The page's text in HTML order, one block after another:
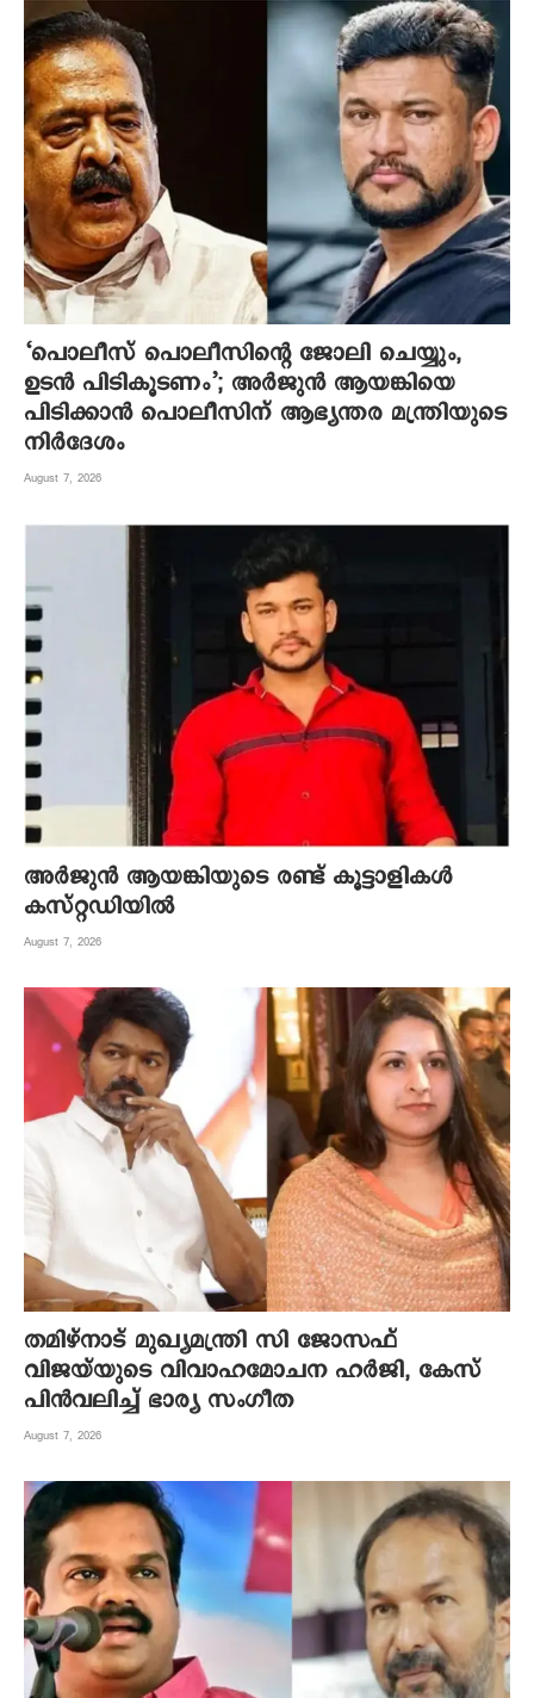
‘പൊലീസ് പൊലീസിന്റെ ജോലി ചെയ്യും,
ഉടന്‍ പിടികൂടണം’; അര്‍ജുന്‍ ആയങ്കിയെ
പിടിക്കാന്‍ പൊലീസിന് ആഭ്യന്തര മന്ത്രിയുടെ
നിര്‍ദേശം
August 7, 2026
അര്‍ജുന്‍ ആയങ്കിയുടെ രണ്ട് കൂട്ടാളികള്‍
കസ്റ്റഡിയില്‍
August 7, 2026
തമിഴ്നാട് മുഖ്യമന്ത്രി സി ജോസഫ്
വിജയ്‌യുടെ വിവാഹമോചന ഹർജി, കേസ്
പിൻവലിച്ച് ഭാര്യ സംഗീത
August 7, 2026